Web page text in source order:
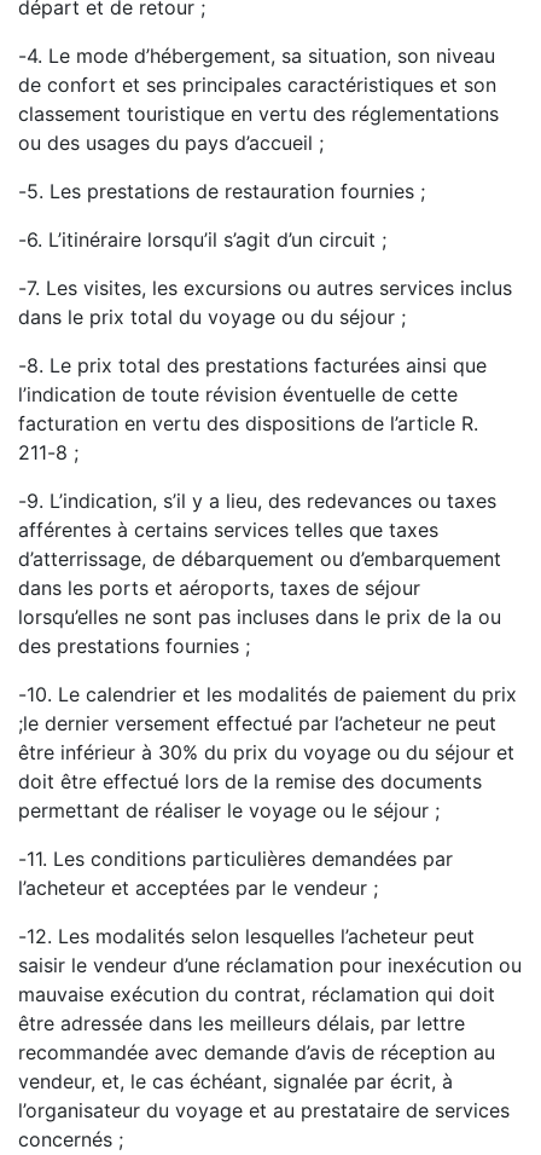
départ et de retour ;
-4. Le mode d’hébergement, sa situation, son niveau
de confort et ses principales caractéristiques et son
classement touristique en vertu des réglementations
ou des usages du pays d’accueil ;
-5. Les prestations de restauration fournies ;
-6. L’itinéraire lorsqu’il s’agit d’un circuit ;
-7. Les visites, les excursions ou autres services inclus
dans le prix total du voyage ou du séjour ;
-8. Le prix total des prestations facturées ainsi que
l’indication de toute révision éventuelle de cette
facturation en vertu des dispositions de l’article R.
211-8 ;
-9. L’indication, s’il y a lieu, des redevances ou taxes
afférentes à certains services telles que taxes
d’atterrissage, de débarquement ou d’embarquement
dans les ports et aéroports, taxes de séjour
lorsqu’elles ne sont pas incluses dans le prix de la ou
des prestations fournies ;
-10. Le calendrier et les modalités de paiement du prix
;le dernier versement effectué par l’acheteur ne peut
être inférieur à 30% du prix du voyage ou du séjour et
doit être effectué lors de la remise des documents
permettant de réaliser le voyage ou le séjour ;
-11. Les conditions particulières demandées par
l’acheteur et acceptées par le vendeur ;
-12. Les modalités selon lesquelles l’acheteur peut
saisir le vendeur d’une réclamation pour inexécution ou
mauvaise exécution du contrat, réclamation qui doit
être adressée dans les meilleurs délais, par lettre
recommandée avec demande d’avis de réception au
vendeur, et, le cas échéant, signalée par écrit, à
l’organisateur du voyage et au prestataire de services
concernés ;